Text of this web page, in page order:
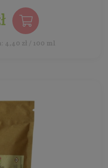
4,40 zł / 100 ml